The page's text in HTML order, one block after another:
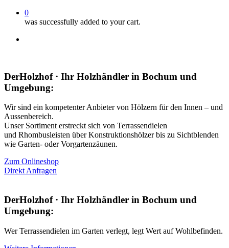
0
was successfully added to your cart.
DerHolzhof · Ihr Holzhändler in Bochum und
Umgebung:
Wir sind ein kompetenter Anbieter von Hölzern für den Innen – und
Aussenbereich.
Unser Sortiment erstreckt sich von Terrassendielen
und Rhombusleisten über Konstruktionshölzer bis zu Sichtblenden
wie Garten- oder Vorgartenzäunen.
Zum Onlineshop
Direkt Anfragen
DerHolzhof · Ihr Holzhändler in Bochum und
Umgebung:
Wer Terrassendielen im Garten verlegt, legt Wert auf Wohlbefinden.